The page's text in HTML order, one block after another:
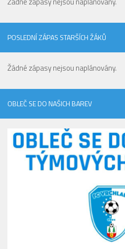
St. přípravka
Hráči
Rozpis zápasů
Mladší přípravka
Zápasy
Realizační tým
Kontakty
Vzkazy
POSLEDNÍ ZÁPAS STARŠÍCH ŽÁKŮ
Žádné zápasy nejsou naplánovány.
OBLEČ SE DO NAŠICH BAREV